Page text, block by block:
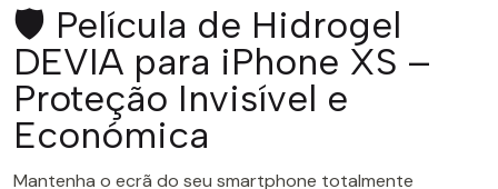
🛡️ Película de Hidrogel
DEVIA para iPhone XS –
Proteção Invisível e
Económica
Mantenha o ecrã do seu smartphone totalmente